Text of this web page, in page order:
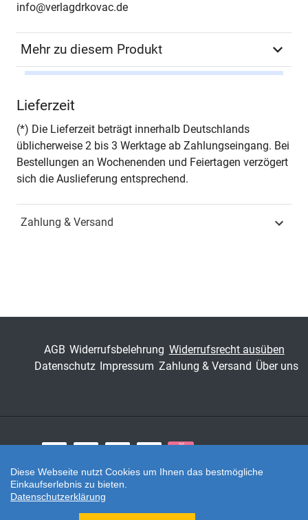
info@verlagdrkovac.de
Mehr zu diesem Produkt
Seiten 434
Jahr Hamburg 2010
Schriftenreihe
Fachbereich Wirtschaft
Lieferzeit
(*) Die Lieferzeit beträgt innerhalb Deutschlands
üblicherweise 2 bis 3 Werktage ab Zahlungseingang. Bei
Bestellungen an Wochenenden und Feiertagen verzögert
sich die Auslieferung entsprechend.
Zahlung & Versand
AGB Widerrufsbelehrung Widerrufsrecht ausüben
Datenschutz Impressum Zahlung & Versand Über uns
Zahlungsarten
Twitter
Shop erstellt mit VersaCommerce.
Diese Webseite nutzt Cookies um Ihnen das bestmögliche
Einkaufserlebnis zu bieten.
Datenschutzerklärung